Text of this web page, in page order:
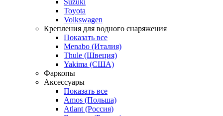
Toyota
Volkswagen
Крепления для водного снаряжения
Показать все
Menabo (Италия)
Thule (Швеция)
Yakima (США)
Фаркопы
Аксессуары
Показать все
Amos (Польша)
Atlant (Россия)